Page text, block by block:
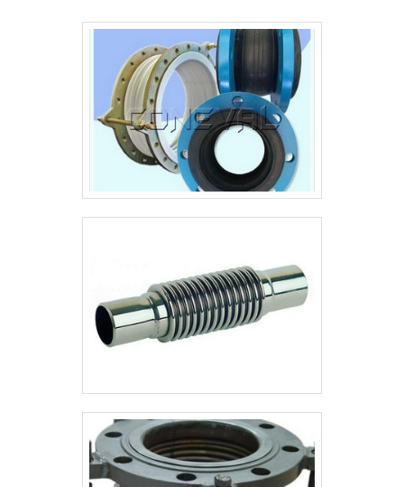
frenagem; Baixo ruído emitido;
Frenagem mais silenciosa; Não solta
pó preto; Alta capacidade de
suportar altas temper.